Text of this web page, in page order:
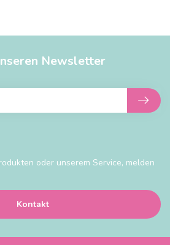
oder unserem Service, melden
Kontakt
Newsletter